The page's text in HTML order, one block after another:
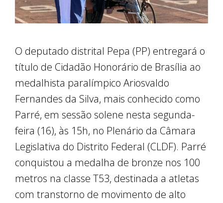
O deputado distrital Pepa (PP) entregará o
título de Cidadão Honorário de Brasília ao
medalhista paralímpico Ariosvaldo
Fernandes da Silva, mais conhecido como
Parré, em sessão solene nesta segunda-
feira (16), às 15h, no Plenário da Câmara
Legislativa do Distrito Federal (CLDF). Parré
conquistou a medalha de bronze nos 100
metros na classe T53, destinada a atletas
com transtorno de movimento de alto